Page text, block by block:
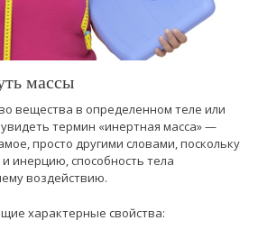
массы
вещества в определенном теле или
термин «инертная масса» —
просто другими словами, поскольку
инерцию, способность тела
воздействию.
характерные свойства: